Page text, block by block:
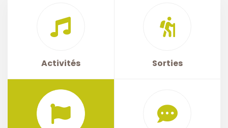
Activités Sorties